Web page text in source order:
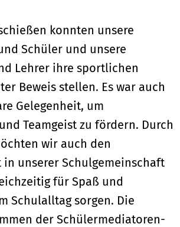
konnten unsere
Schüler und unsere
Lehrer ihre sportlichen
Beweis stellen. Es war auch
Gelegenheit, um
Teamgeist zu fördern. Durch
wir auch den
in unserer Schulgemeinschaft
für Spaß und
Schulalltag sorgen. Die
der Schülermediatoren-